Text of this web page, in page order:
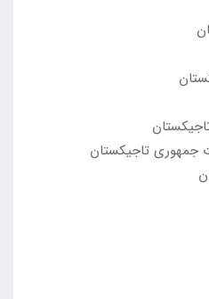
جمهوری تاجیکستان